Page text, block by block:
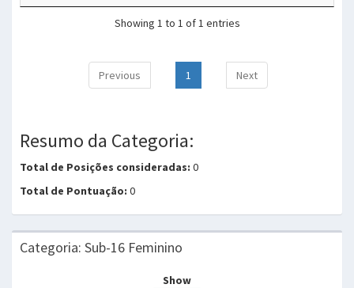
Showing 1 to 1 of 1 entries
Previous 1 Next
Resumo da Categoria:
Total de Posições consideradas: 0
Total de Pontuação: 0
Categoria: Sub-16 Feminino
Show